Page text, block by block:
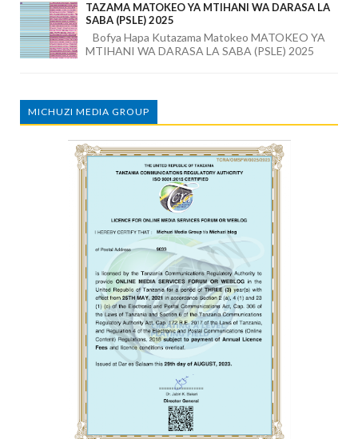
TAZAMA MATOKEO YA MTIHANI WA DARASA LA
SABA (PSLE) 2025
Bofya Hapa Kutazama Matokeo MATOKEO YA
MTIHANI WA DARASA LA SABA (PSLE) 2025
MICHUZI MEDIA GROUP